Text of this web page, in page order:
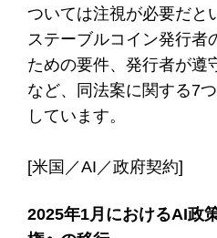
ついては注視が必要だと
ステーブルコイン発行者
ための要件、発行者が遵
など、同法案に関する7
しています。
[米国／AI／政府契約]
2025年1月におけるAI政